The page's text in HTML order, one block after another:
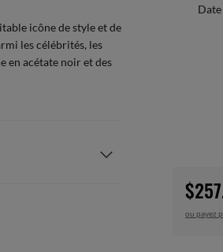
icône de style et de
les célébrités, les
en acétate noir et des
ou payez